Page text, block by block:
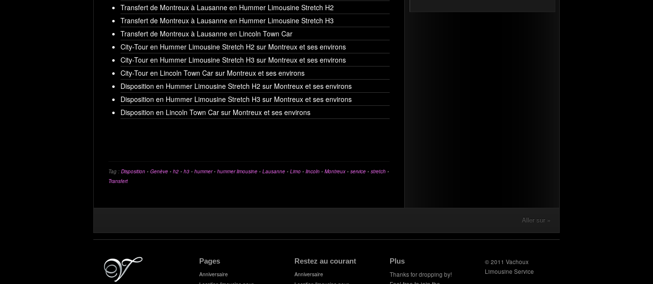
Transfert de Montreux à Lausanne en Hummer Limousine Stretch H2
Transfert de Montreux à Lausanne en Hummer Limousine Stretch H3
Transfert de Montreux à Lausanne en Lincoln Town Car
City-Tour en Hummer Limousine Stretch H2 sur Montreux et ses environs
City-Tour en Hummer Limousine Stretch H3 sur Montreux et ses environs
City-Tour en Lincoln Town Car sur Montreux et ses environs
Disposition en Hummer Limousine Stretch H2 sur Montreux et ses environs
Disposition en Hummer Limousine Stretch H3 sur Montreux et ses environs
Disposition en Lincoln Town Car sur Montreux et ses environs
Tag : Disposition • Genève • h2 • h3 • hummer• hummer limousine • Lausanne • Limo • lincoln • Montreux • service • stretch •
Transfert
Aller sur »
Pages
Anniversaire
Restez au courant
Anniversaire
Plus
Thanks for dropping by!
© 2011 Vachoux
Limousine Service